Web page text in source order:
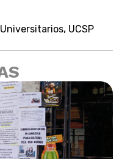
, UCSP